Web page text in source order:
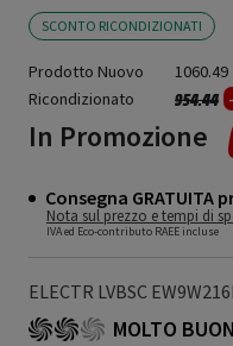
SCONTO RICONDIZIONATI
Prodotto Nuovo 1060.49
Ricondizionato
Prezzo
954.44a
In Promozione
Consegna GRATUITA
Nota sul prezzo e tempi di
IVA ed Eco-contributo RAEE incluse
ELECTR LVBSC
MOLTO